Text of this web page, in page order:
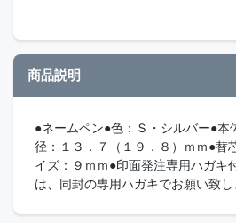
商品説明
●ネームペン●色：Ｓ・シルバー●本
径：１３．７（１９．８）ｍｍ●替
イズ：９ｍｍ●印面発注専用ハガ
は、同封の専用ハガキでお願い致し